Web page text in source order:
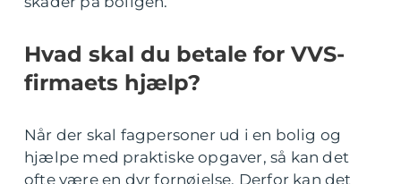
Hvad skal du betale for VVS-
firmaets hjælp?
Når der skal fagpersoner ud i en bolig og
hjælpe med praktiske opgaver, så kan det
ofte være en dyr fornøjelse. Derfor kan det